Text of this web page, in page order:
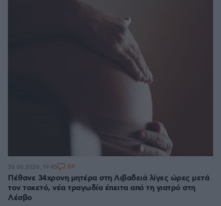
Πέθανε 34χρονη μητέρα στη Λιβαδειά λίγες ώρες μετά
τον τοκετό, νέα τραγωδία έπειτα από τη γιατρό στη
Λέσβο
26.06.2026, 19:45 84